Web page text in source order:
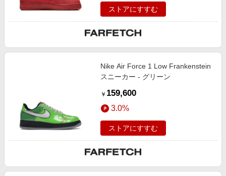
ストアにすすむ
Nike Air Force 1 Low Frankenstein
スニーカー - グリーン
￥ 159,600
3.0%
ストアにすすむ